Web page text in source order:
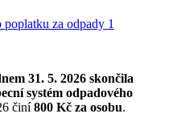
31. 5. 2026 skončila
systém odpadového
činí800 Kč za osobu.